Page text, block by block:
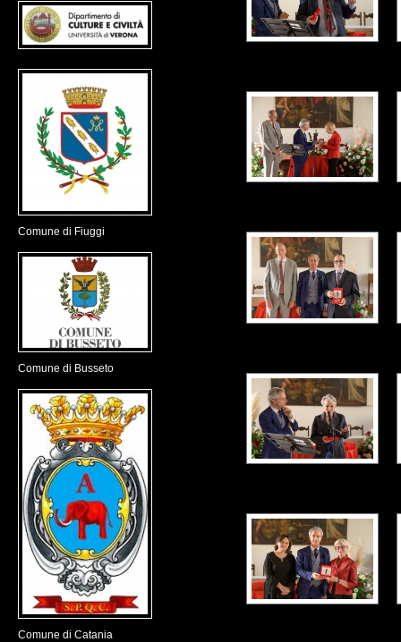
Comune di Fiuggi
Comune di Busseto
Comune di Catania